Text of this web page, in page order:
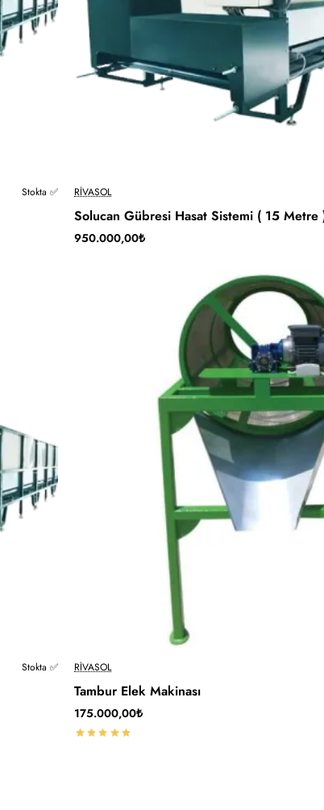
Stokta ✅ RIVASOL
Solucan Gübresi Hasat Sistemi ( 15 Metre
950.000,00₺
Stokta ✅ RIVASOL
Tambur Elek Makinası
175.000,00₺